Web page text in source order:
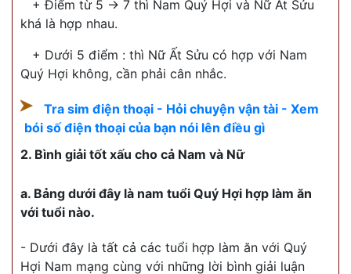
+ Điểm từ 5 -> 7 thì Nam Quý Hợi và Nữ Ất Sửu
khá là hợp nhau.
+ Dưới 5 điểm : thì Nữ Ất Sửu có hợp với Nam
Quý Hợi không, cần phải cân nhắc.
Tra sim điện thoại - Hỏi chuyện vận tài - Xem
bói số điện thoại của bạn nói lên điều gì
2. Bình giải tốt xấu cho cả Nam và Nữ
a. Bảng dưới đây là nam tuổi Quý Hợi hợp làm ăn
với tuổi nào.
- Dưới đây là tất cả các tuổi hợp làm ăn với Quý
Hợi Nam mạng cùng với những lời bình giải luận